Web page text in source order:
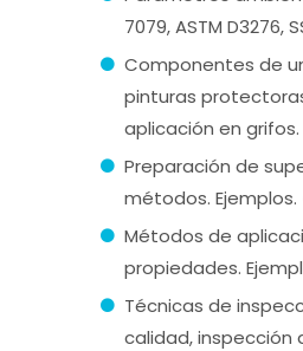
7079, ASTM D3276,
Componentes de
pinturas
aplicación en grifos.
Preparación de
métodos. Ejemplos.
Métodos de
propiedades.
Técnicas de
calidad, inspección